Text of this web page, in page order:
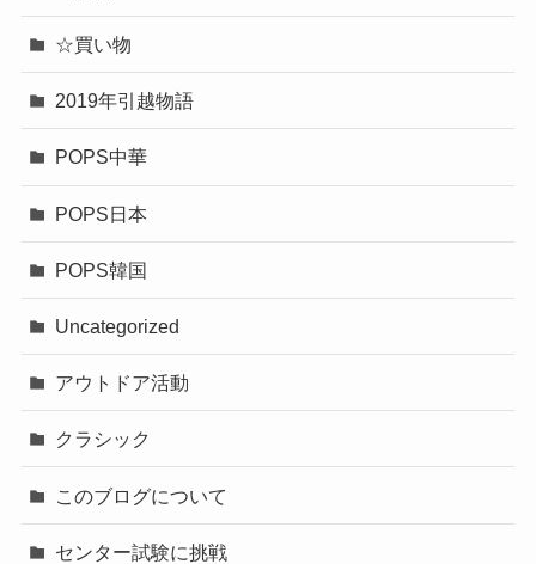
☆買い物
2019年引越物語
POPS中華
POPS日本
POPS韓国
Uncategorized
アウトドア活動
クラシック
このブログについて
センター試験に挑戦